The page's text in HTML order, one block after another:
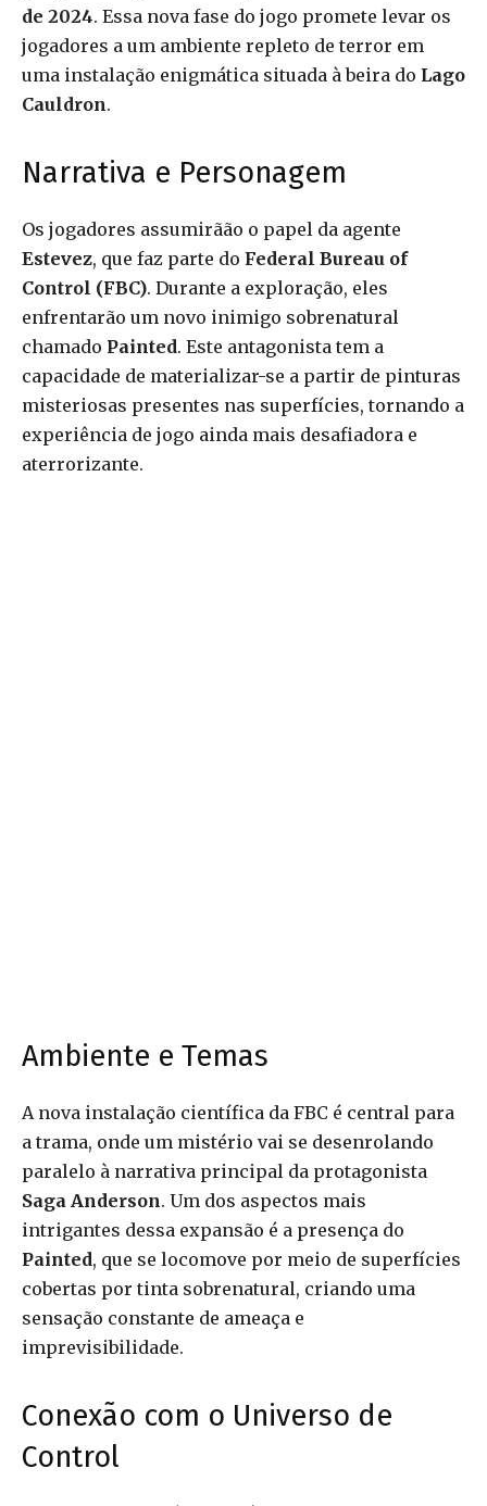
de 2024. Essa nova fase do jogo promete levar os
jogadores a um ambiente repleto de terror em
uma instalação enigmática situada à beira do Lago
Cauldron.
Narrativa e Personagem
Os jogadores assumirãão o papel da agente
Estevez, que faz parte do Federal Bureau of
Control (FBC). Durante a exploração, eles
enfrentarão um novo inimigo sobrenatural
chamado Painted. Este antagonista tem a
capacidade de materializar-se a partir de pinturas
misteriosas presentes nas superfícies, tornando a
experiência de jogo ainda mais desafiadora e
aterrorizante.
Ambiente e Temas
A nova instalação científica da FBC é central para
a trama, onde um mistério vai se desenrolando
paralelo à narrativa principal da protagonista
Saga Anderson. Um dos aspectos mais
intrigantes dessa expansão é a presença do
Painted, que se locomove por meio de superfícies
cobertas por tinta sobrenatural, criando uma
sensação constante de ameaça e
imprevisibilidade.
Conexão com o Universo de
Control